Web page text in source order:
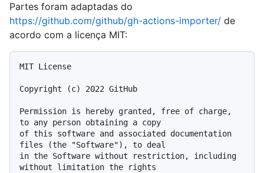
Partes foram adaptadas do
https://github.com/github/gh-actions-importer/ de
acordo com a licença MIT:
MIT License
Copyright (c) 2022 GitHub
Permission is hereby granted, free of charge,
to any person obtaining a copy
of this software and associated documentation
files (the "Software"), to deal
in the Software without restriction, including
without limitation the rights